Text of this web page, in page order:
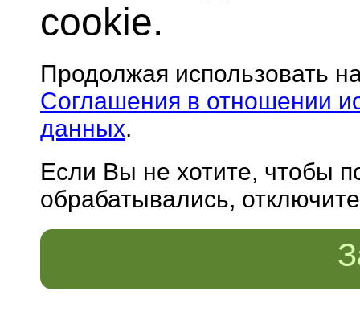
cookie.
Продолжая использовать
Соглашения в отношении
данных.
Если Вы не хотите, чтобы
обрабатывались,